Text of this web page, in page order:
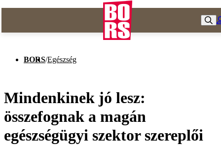
BORS/Egészség
Mindenkinek jó lesz:
összefognak a magán
egészségügyi szektor szereplői